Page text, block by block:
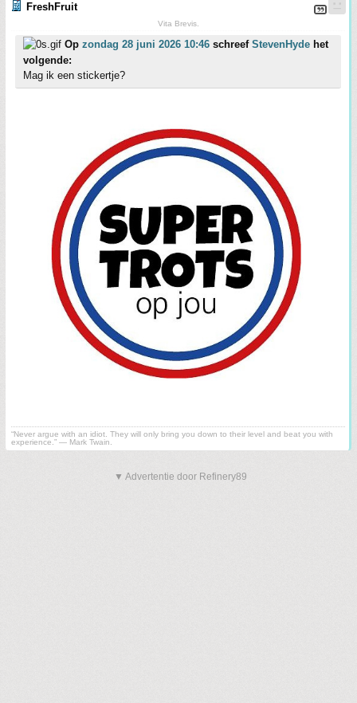
FreshFruit
Vita Brevis.
Op zondag 28 juni 2026 10:46 schreef StevenHyde het
volgende:
Mag ik een stickertje?
“Never argue with an idiot. They will only bring you down to their level and beat you with
experience.” ― Mark Twain.
▼ Advertentie door Refinery89